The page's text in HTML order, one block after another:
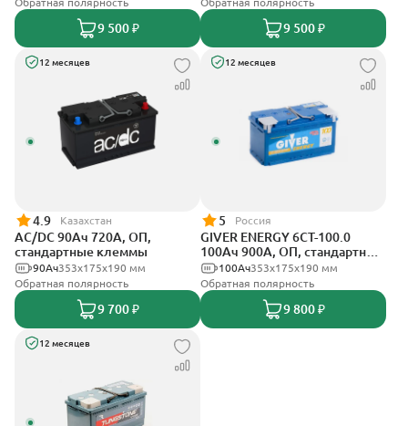
9 500 ₽ 9 500 ₽
12 месяцев
4.9 Казахстан
AC/DC 90Ач 720А, ОП,
стандартные клеммы
353х175х190 мм
90Ач
Обратная полярность
9 700 ₽
12 месяцев
5 Россия
GIVER ENERGY 6СТ-100.0
100Ач 900А, ОП, стандартные
клеммы353х175х190 мм
100Ач
Обратная полярность
9 800 ₽
12 месяцев